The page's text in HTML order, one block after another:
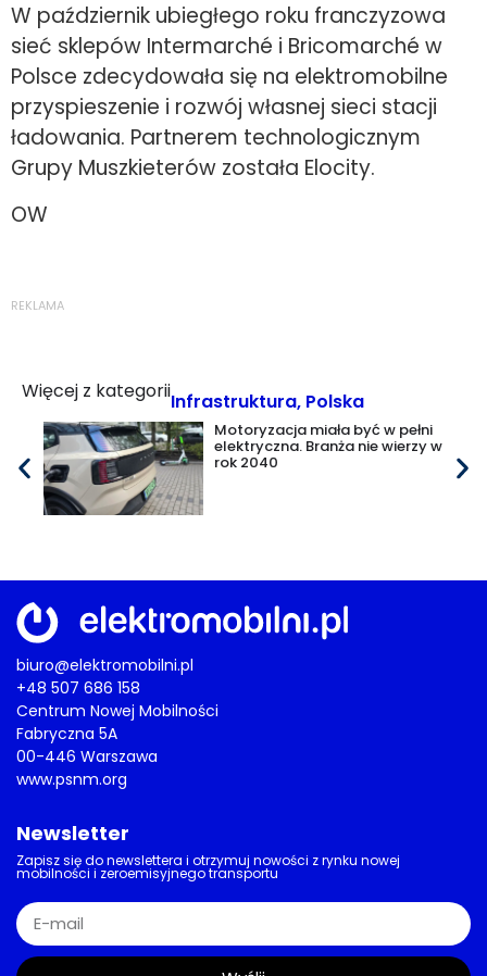
W październik ubiegłego roku franczyzowa
sieć sklepów Intermarché i Bricomarché w
Polsce zdecydowała się na elektromobilne
przyspieszenie i rozwój własnej sieci stacji
ładowania. Partnerem technologicznym
Grupy Muszkieterów została Elocity.
OW
REKLAMA
Więcej z kategoriiInfrastruktura, Polska
Motoryzacja miała być w pełni
elektryczna. Branża nie wierzy w
rok 2040
biuro@elektromobilni.pl
+48 507 686 158
Centrum Nowej Mobilności
Fabryczna 5A
00-446 Warszawa
www.psnm.org
Newsletter
Zapisz się do newslettera i otrzymuj nowości z rynku nowej
mobilności i zeroemisyjnego transportu